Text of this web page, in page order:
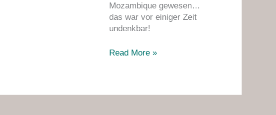
Mozambique gewesen…
das war vor einiger Zeit
undenkbar!
Read More »